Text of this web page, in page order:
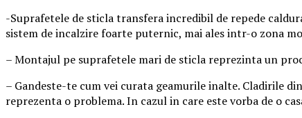
-Suprafetele de sticla transfera incredibil de repede
sistem de incalzire foarte puternic, mai ales intr-o zona
– Montajul pe suprafetele mari de sticla reprezinta un
– Gandeste-te cum vei curata geamurile inalte. Cladirile
reprezenta o problema. In cazul in care este vorba de o